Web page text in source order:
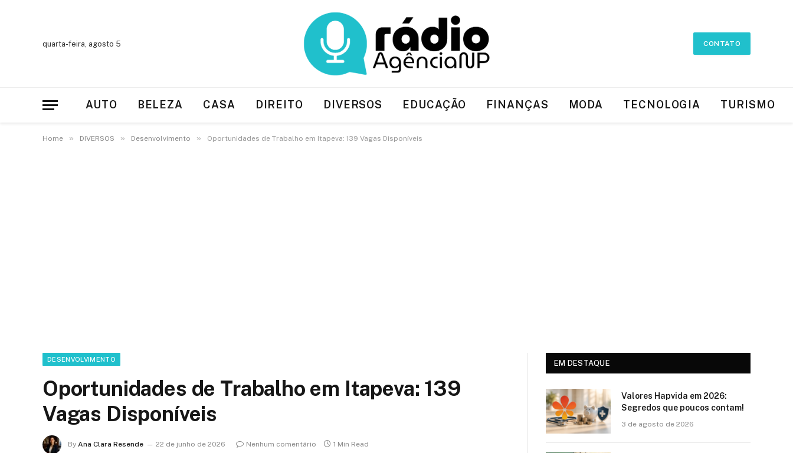
quarta-feira, agosto 5 CONTATO
AUTO BELEZA CASA DIREITO DIVERSOS EDUCAÇÃO FINANÇAS MODA TECNOLOGIA TURISMO
Home » DIVERSOS » Desenvolvimento » Oportunidades de Trabalho em Itapeva: 139 Vagas Disponíveis
DESENVOLVIMENTO
Oportunidades de Trabalho em Itapeva: 139
Vagas Disponíveis
By Ana Clara Resende 22 de junho de 2026 Nenhum comentário 1 Min Read
EM DESTAQUE
Valores Hapvida em 2026:
Segredos que poucos contam!
3 de agosto de 2026